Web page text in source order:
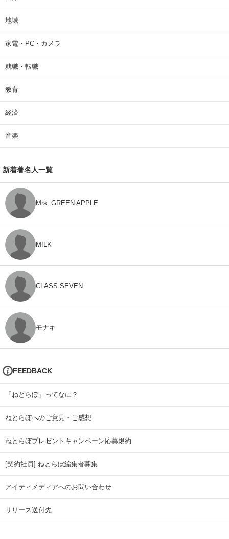
地域
家電・PC・カメラ
就職・転職
教育
経済
音楽
新着著名人一覧
Mrs. GREEN APPLE
M!LK
CLASS SEVEN
モナキ
FEEDBACK
「ねとらぼ」ってなに？
ねとらぼへのご意見・ご感想
ねとらぼプレゼントキャンペーン応募規約
[契約社員] ねとらぼ編集者募集
アイティメディアへのお問い合わせ
リリース送付先